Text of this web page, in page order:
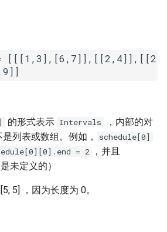
n 位数
相等
位词
长子字
字符
的形式表示 Intervals
，内部的对
是列表或数组。例如，
schedule[0]
= 2
，并且
是未定义的）
5] ，因为长度为 0。